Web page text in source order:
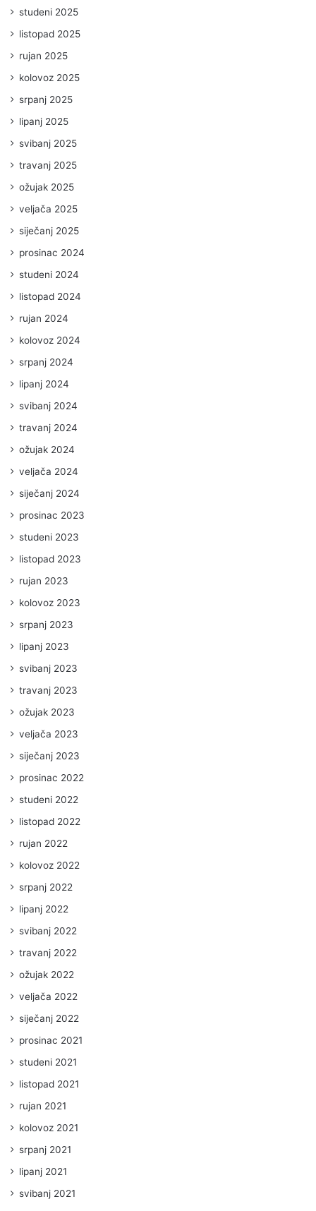
studeni 2025
listopad 2025
rujan 2025
kolovoz 2025
srpanj 2025
lipanj 2025
svibanj 2025
travanj 2025
ožujak 2025
veljača 2025
siječanj 2025
prosinac 2024
studeni 2024
listopad 2024
rujan 2024
kolovoz 2024
srpanj 2024
lipanj 2024
svibanj 2024
travanj 2024
ožujak 2024
veljača 2024
siječanj 2024
prosinac 2023
studeni 2023
listopad 2023
rujan 2023
kolovoz 2023
srpanj 2023
lipanj 2023
svibanj 2023
travanj 2023
ožujak 2023
veljača 2023
siječanj 2023
prosinac 2022
studeni 2022
listopad 2022
rujan 2022
kolovoz 2022
srpanj 2022
lipanj 2022
svibanj 2022
travanj 2022
ožujak 2022
veljača 2022
siječanj 2022
prosinac 2021
studeni 2021
listopad 2021
rujan 2021
kolovoz 2021
srpanj 2021
lipanj 2021
svibanj 2021